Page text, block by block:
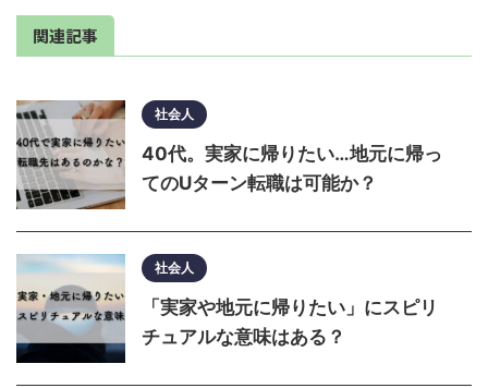
関連記事
社会人
40代。実家に帰りたい…地元に帰っ
てのUターン転職は可能か？
社会人
「実家や地元に帰りたい」にスピリ
チュアルな意味はある？